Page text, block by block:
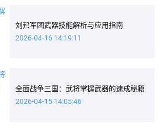
刘邦军团武器技能解析与应用指南
2026-04-16 14:19:11
全面战争三国：武将掌握武器的速成秘籍
2026-04-15 14:05:46